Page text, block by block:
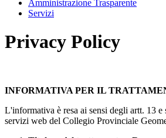
Amministrazione Trasparente
Servizi
Privacy Policy
INFORMATIVA PER IL
L'informativa è resa ai sensi degli artt. 13
servizi web del Collegio Provinciale